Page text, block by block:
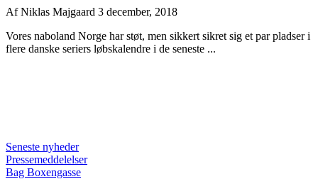
AfNiklas Majgaard 3 december, 2018
Vores naboland Norge har støt, men sikkert sikret sig et par pladser i
flere danske seriers løbskalendre i de seneste ...
Seneste nyheder
Pressemeddelelser
Bag Boxengasse